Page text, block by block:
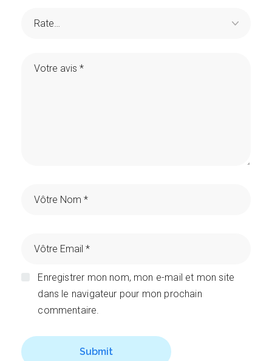
Enregistrer mon nom, mon e-mail et mon site
dans le navigateur pour mon prochain
commentaire.
Submit